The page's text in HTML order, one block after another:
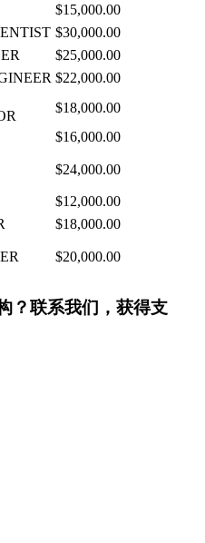
$15,000.00
$30,000.00
$25,000.00
$22,000.00
$18,000.00
$16,000.00
$24,000.00
$12,000.00
$18,000.00
$20,000.00
？联系我们，获得支